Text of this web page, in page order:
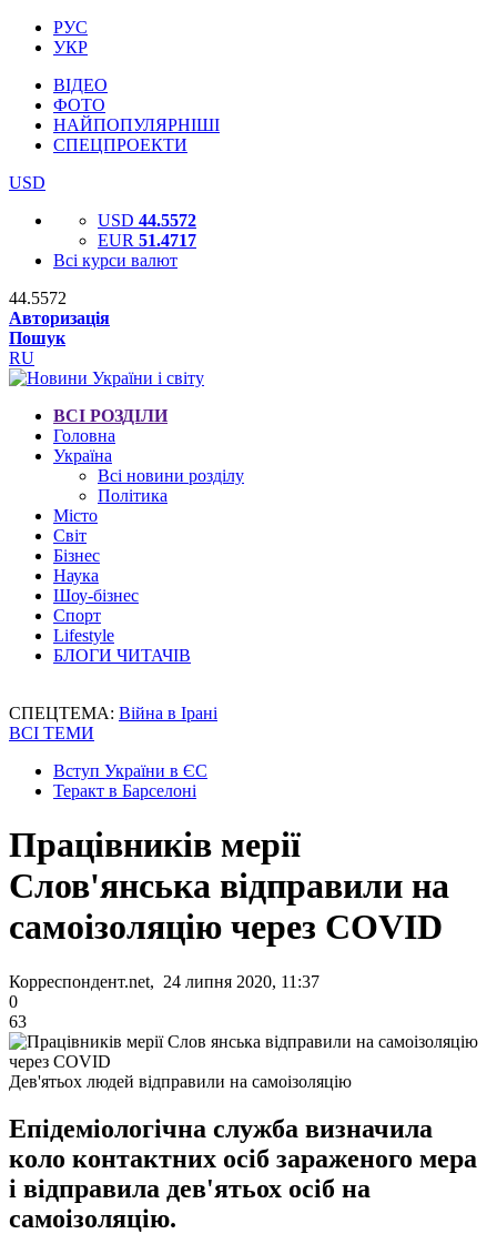
РУС
УКР
ВІДЕО
ФОТО
НАЙПОПУЛЯРНІШІ
СПЕЦПРОЕКТИ
USD
USD 44.5572
EUR 51.4717
Всі курси валют
44.5572
Авторизація
Пошук
RU
ВСІ РОЗДІЛИ
Головна
Україна
Всі новини розділу
Політика
Місто
Світ
Бізнес
Наука
Шоу-бізнес
Спорт
Lifestyle
БЛОГИ ЧИТАЧІВ
СПЕЦТЕМА: Війна в Ірані
ВСІ ТЕМИ
Вступ України в ЄС
Теракт в Барселоні
Працівників мерії
Слов'янська відправили на
самоізоляцію через COVID
Корреспондент.net, 24 липня 2020, 11:37
0
63
Дев'ятьох людей відправили на самоізоляцію
Епідеміологічна служба визначила
коло контактних осіб зараженого мера
і відправила дев'ятьох осіб на
самоізоляцію.